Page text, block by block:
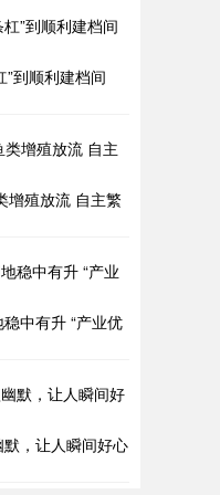
到顺利建档间
增殖放流 自主繁
中有升 “产业优
，让人瞬间好心